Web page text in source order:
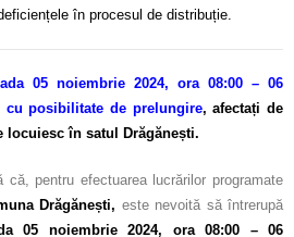
în procesul de distribuție.
05 noiembrie 2024, ora 08:00 – 06
cu posibilitate de prelungire,afectați de
locuiesc în satul Drăgănești.
că, pentru efectuarea lucrărilor programate
Drăgănești, este nevoită să întrerupă
05 noiembrie 2024, ora 08:00 – 06